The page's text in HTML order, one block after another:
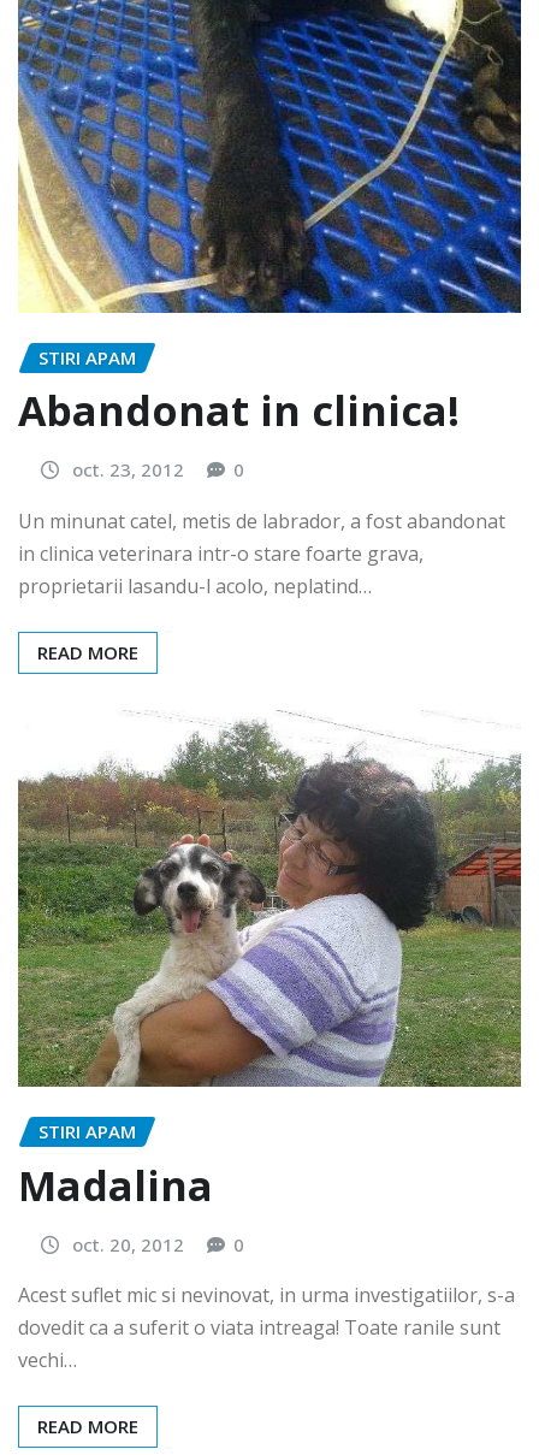
STIRI APAM
Abandonat in clinica!
oct. 23, 2012 0
Un minunat catel, metis de labrador, a fost abandonat
in clinica veterinara intr-o stare foarte grava,
proprietarii lasandu-l acolo, neplatind…
READ MORE
STIRI APAM
Madalina
oct. 20, 2012 0
Acest suflet mic si nevinovat, in urma investigatiilor, s-a
dovedit ca a suferit o viata intreaga! Toate ranile sunt
vechi…
READ MORE